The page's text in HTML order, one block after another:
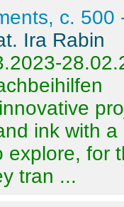
c. 500
Ira Rabin
ink with
explore, for
tran ...